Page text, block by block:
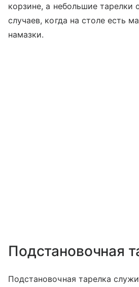
корзине, а небольшие тарелки
случаев, когда на столе есть
намазки.
Подстановочная
Подстановочная тарелка